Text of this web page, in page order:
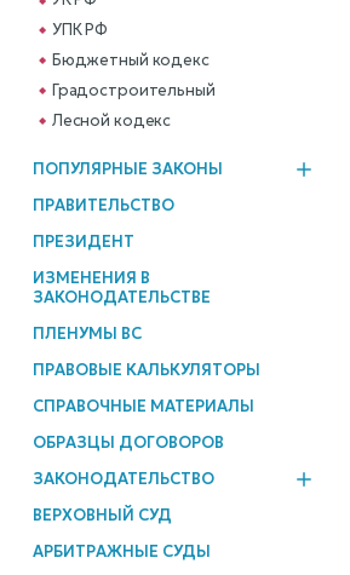
УПК РФ
Бюджетный кодекс
Градостроительный
Лесной кодекс
ПОПУЛЯРНЫЕ ЗАКОНЫ
ПРАВИТЕЛЬСТВО
ПРЕЗИДЕНТ
ИЗМЕНЕНИЯ В
ЗАКОНОДАТЕЛЬСТВЕ
ПЛЕНУМЫ ВС
ПРАВОВЫЕ КАЛЬКУЛЯТОРЫ
СПРАВОЧНЫЕ МАТЕРИАЛЫ
ОБРАЗЦЫ ДОГОВОРОВ
ЗАКОНОДАТЕЛЬСТВО
ВЕРХОВНЫЙ СУД
АРБИТРАЖНЫЕ СУДЫ